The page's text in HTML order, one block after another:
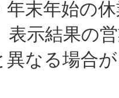
末年始の
表示結果の
なる場合が